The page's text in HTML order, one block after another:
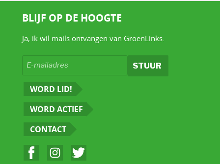
BLIJF OP DE HOOGTE
Ja, ik wil mails ontvangen van GroenLinks.
WORD LID!
WORD ACTIEF
CONTACT